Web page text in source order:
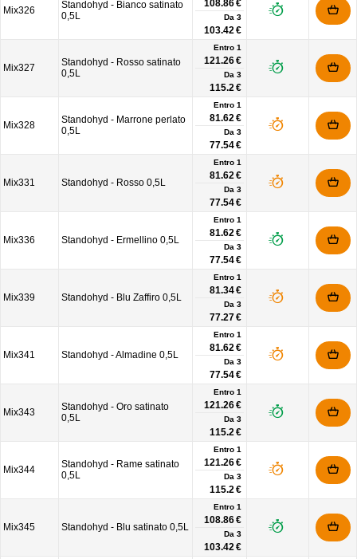
Mix326
Standohyd - Bianco satinato
0,5L
108.86 €
Da 3
103.42 €
Mix327
Standohyd - Rosso satinato
0,5L
Entro 1
121.26 €
Da 3
115.2 €
Mix328
Standohyd - Marrone perlato
0,5L
Entro 1
81.62 €
Da 3
77.54 €
Mix331 Standohyd - Rosso 0,5L
Entro 1
81.62 €
Da 3
77.54 €
Mix336 Standohyd - Ermellino 0,5L
Entro 1
81.62 €
Da 3
77.54 €
Mix339 Standohyd - Blu Zaffiro 0,5L
Entro 1
81.34 €
Da 3
77.27 €
Mix341 Standohyd - Almadine 0,5L
Entro 1
81.62 €
Da 3
77.54 €
Mix343
Standohyd - Oro satinato
0,5L
Entro 1
121.26 €
Da 3
115.2 €
Mix344
Standohyd - Rame satinato
0,5L
Entro 1
121.26 €
Da 3
115.2 €
Mix345 Standohyd - Blu satinato 0,5L
Entro 1
108.86 €
Da 3
103.42 €